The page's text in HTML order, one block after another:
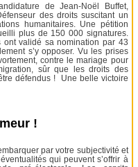
de Jean-Noël Buffet,
des droits suscitant un
humanitaires. Une pétition
plus de 150 000 signatures.
validé sa nomination par 43
s’y opposer. Vu les prises
contre le mariage pour
sûr que les droits des
défendus ! Une belle victoire
!
par votre subjectivité et
qui peuvent s’offrir à